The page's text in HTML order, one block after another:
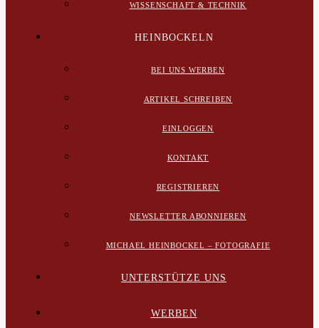
WISSENSCHAFT & TECHNIK
HEINBOCKELN
BEI UNS WERBEN
ARTIKEL SCHREIBEN
EINLOGGEN
KONTAKT
REGISTRIEREN
NEWSLETTER ABONNIEREN
MICHAEL HEINBOCKEL – FOTOGRAFIE
UNTERSTÜTZE UNS
WERBEN